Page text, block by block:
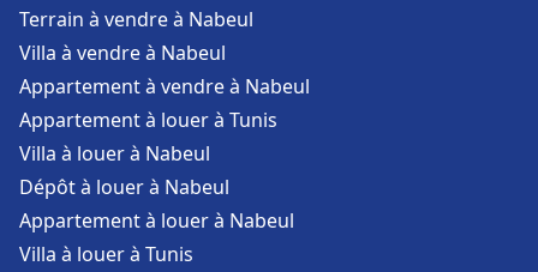
Terrain à vendre à Nabeul
Villa à vendre à Nabeul
Appartement à vendre à Nabeul
Appartement à louer à Tunis
Villa à louer à Nabeul
Dépôt à louer à Nabeul
Appartement à louer à Nabeul
Villa à louer à Tunis